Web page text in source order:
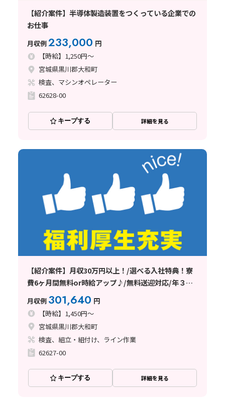
【紹介案件】半導体製造装置をつくっている企業での
お仕事
月収例233,000 円
【時給】1,250円～
宮城県黒川郡大和町
検査、マシンオペレーター
62628-00
キープする 詳細を見る
【紹介案件】月収30万円以上！/選べる入社特典！寮
費6ヶ月間無料or時給アップ♪/無料送迎対応/年３回
ミニボーナスも支給♪
月収例 301,640 円
【時給】1,450円～
宮城県黒川郡大和町
検査、組立・組付け、ライン作業
62627-00
キープする 詳細を見る